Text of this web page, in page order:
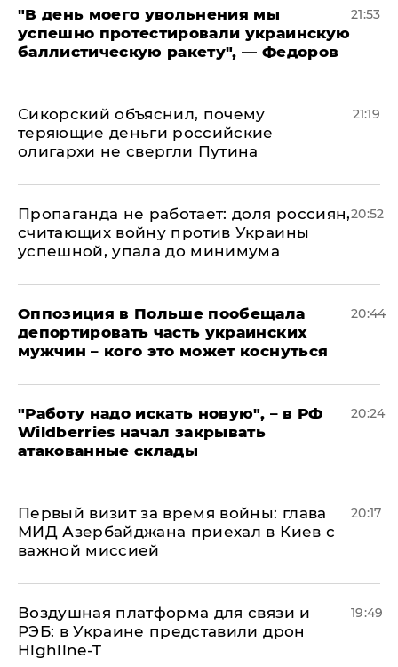
​"В день моего увольнения мы
успешно протестировали украинскую
баллистическую ракету", — Федоров
21:53
Сикорский объяснил, почему
теряющие деньги российские
олигархи не свергли Путина
21:19
​Пропаганда не работает: доля россиян,
считающих войну против Украины
успешной, упала до минимума
20:52
Оппозиция в Польше пообещала
депортировать часть украинских
мужчин – кого это может коснуться
20:44
"Работу надо искать новую", – в РФ
Wildberries начал закрывать
атакованные склады
20:24
Первый визит за время войны: глава
МИД Азербайджана приехал в Киев с
важной миссией
20:17
Воздушная платформа для связи и
РЭБ: в Украине представили дрон
Highline-T
19:49